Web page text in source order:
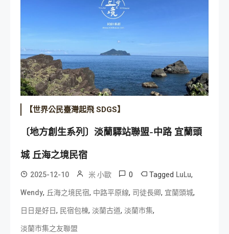
【世界公民臺灣起飛 SDGS】
〔地方創生系列〕淡蘭驛站聯盟-中路 宜蘭頭
城 丘海之境民宿
2025-12-10 米 小歐 0 Tagged LuLu,
Wendy, 丘海之境民宿, 中路平原線, 司徒長卿, 宜蘭頭城,
日日是好日, 民宿包棟, 淡蘭古道, 淡蘭市集,
淡蘭市集之友聯盟